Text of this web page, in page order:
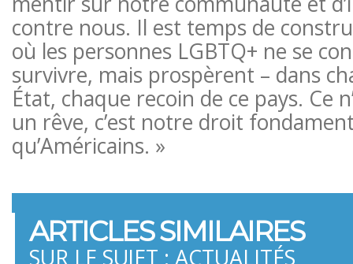
contre nous. Il est temps de
où les personnes LGBTQ+ ne se
survivre, mais prospèrent – ​​dans
État, chaque recoin de ce pays. Ce
un rêve, c’est notre droit
qu’Américains. »
ARTICLES SIMILAIRES
SUR LE SUJET : ACTUALITÉS